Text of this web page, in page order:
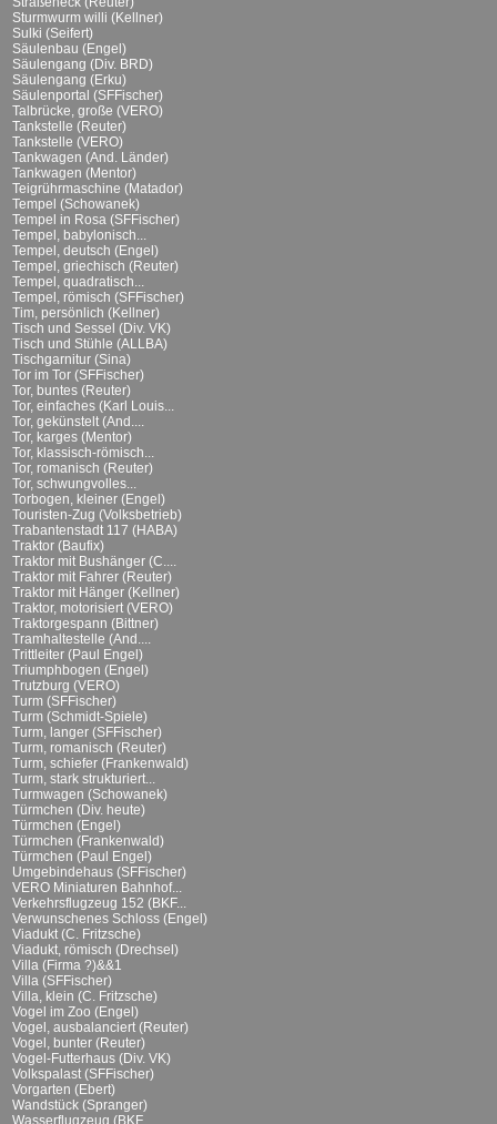
Sturmwurm willi (Kellner)
Sulki (Seifert)
Säulenbau (Engel)
Säulengang (Div. BRD)
Säulengang (Erku)
Säulenportal (SFFischer)
Talbrücke, große (VERO)
Tankstelle (Reuter)
Tankstelle (VERO)
Tankwagen (And. Länder)
Tankwagen (Mentor)
Teigrührmaschine (Matador)
Tempel (Schowanek)
Tempel in Rosa (SFFischer)
Tempel, babylonisch...
Tempel, deutsch (Engel)
Tempel, griechisch (Reuter)
Tempel, quadratisch...
Tempel, römisch (SFFischer)
Tim, persönlich (Kellner)
Tisch und Sessel (Div. VK)
Tisch und Stühle (ALLBA)
Tischgarnitur (Sina)
Tor im Tor (SFFischer)
Tor, buntes (Reuter)
Tor, einfaches (Karl Louis...
Tor, gekünstelt (And....
Tor, karges (Mentor)
Tor, klassisch-römisch...
Tor, romanisch (Reuter)
Tor, schwungvolles...
Torbogen, kleiner (Engel)
Touristen-Zug (Volksbetrieb)
Trabantenstadt 117 (HABA)
Traktor (Baufix)
Traktor mit Bushänger (C....
Traktor mit Fahrer (Reuter)
Traktor mit Hänger (Kellner)
Traktor, motorisiert (VERO)
Traktorgespann (Bittner)
Tramhaltestelle (And....
Trittleiter (Paul Engel)
Triumphbogen (Engel)
Trutzburg (VERO)
Turm (SFFischer)
Turm (Schmidt-Spiele)
Turm, langer (SFFischer)
Turm, romanisch (Reuter)
Turm, schiefer (Frankenwald)
Turm, stark strukturiert...
Turmwagen (Schowanek)
Türmchen (Div. heute)
Türmchen (Engel)
Türmchen (Frankenwald)
Türmchen (Paul Engel)
Umgebindehaus (SFFischer)
VERO Miniaturen Bahnhof...
Verkehrsflugzeug 152 (BKF...
Verwunschenes Schloss (Engel)
Viadukt (C. Fritzsche)
Viadukt, römisch (Drechsel)
Villa (Firma ?)&&1
Villa (SFFischer)
Villa, klein (C. Fritzsche)
Vogel im Zoo (Engel)
Vogel, ausbalanciert (Reuter)
Vogel, bunter (Reuter)
Vogel-Futterhaus (Div. VK)
Volkspalast (SFFischer)
Vorgarten (Ebert)
Wandstück (Spranger)
Wasserflugzeug (BKF